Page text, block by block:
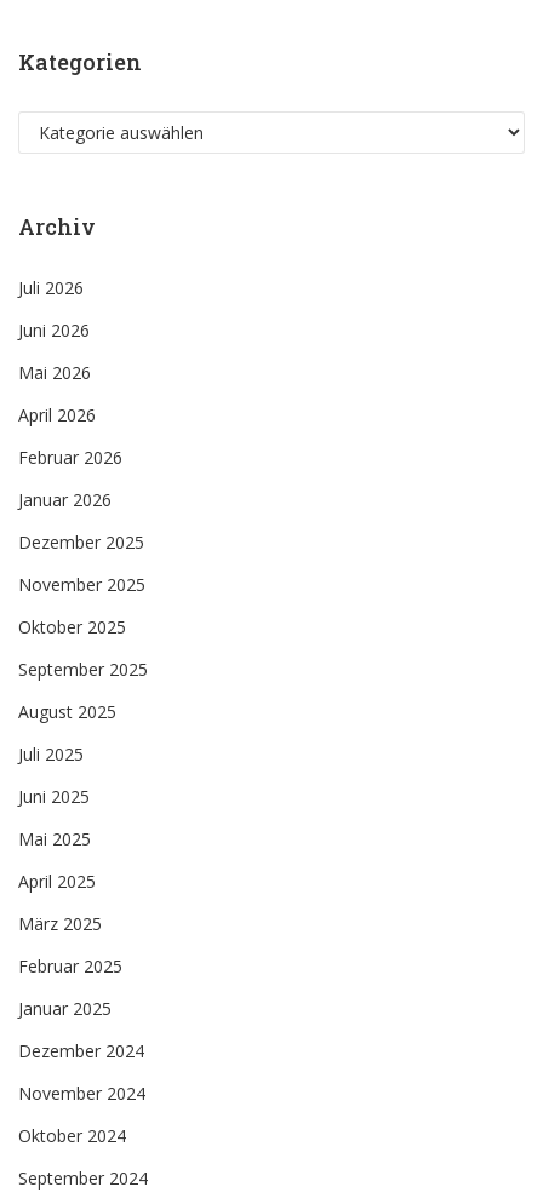
Kategorien
Kategorien
Archiv
Juli 2026
Juni 2026
Mai 2026
April 2026
Februar 2026
Januar 2026
Dezember 2025
November 2025
Oktober 2025
September 2025
August 2025
Juli 2025
Juni 2025
Mai 2025
April 2025
März 2025
Februar 2025
Januar 2025
Dezember 2024
November 2024
Oktober 2024
September 2024